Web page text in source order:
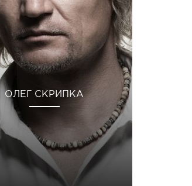
ОЛЕГ СКРИПКА